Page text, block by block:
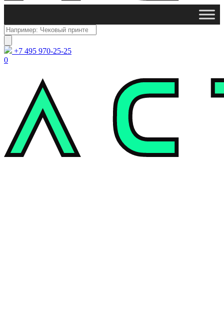
Поиск
товаров
+7 495 970-25-25
0